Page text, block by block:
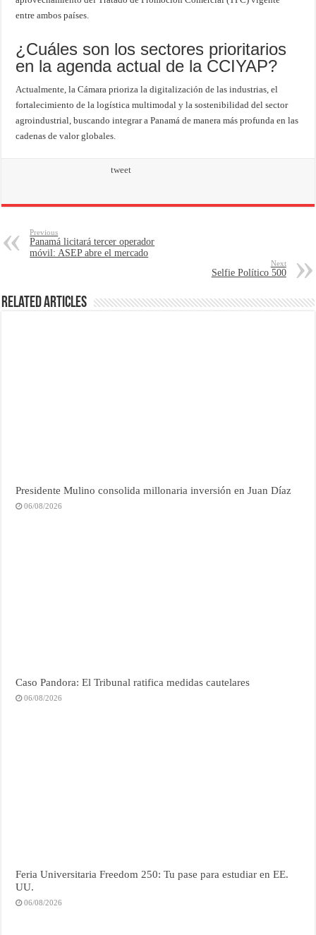
entre ambos países.
¿Cuáles son los sectores prioritarios
en la agenda actual de la CCIYAP?
Actualmente, la Cámara prioriza la digitalización de las industrias, el
fortalecimiento de la logística multimodal y la sostenibilidad del sector
agroindustrial, buscando integrar a Panamá de manera más profunda en las
cadenas de valor globales.
tweet
Previous
Panamá licitará tercer operador
móvil: ASEP abre el mercado
Next
Selfie Político 500
Related Articles
Presidente Mulino consolida millonaria inversión en Juan Díaz
06/08/2026
Caso Pandora: El Tribunal ratifica medidas cautelares
06/08/2026
Feria Universitaria Freedom 250: Tu pase para estudiar en EE.
UU.
06/08/2026